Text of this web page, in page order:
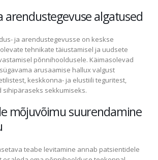
arendustegevuse algatused
ja arendustegevusse on keskse
tehnikate täiustamisel ja uudsete
põnnihooldusele. Käimasolevad
arusaamise hallux valgust
keskkonna- ja elustiili teguritest,
sihipäraseks sekkumiseks.
mõjuvõimu suurendamine
teabe levitamine annab patsientidele